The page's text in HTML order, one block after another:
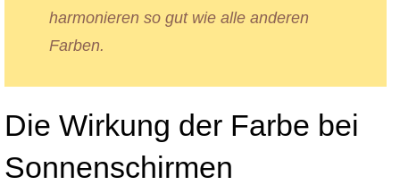
harmonieren so gut wie alle anderen
Farben.
Die Wirkung der Farbe bei
Sonnenschirmen